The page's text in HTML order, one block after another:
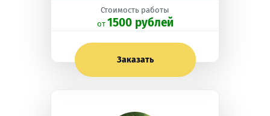
Стоимость работы
oт 1500 рублей
Заказать